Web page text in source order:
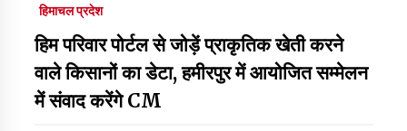
हिमाचल प्रदेश
हिम परिवार पोर्टल से जोड़ें प्राकृतिक खेती करने
वाले किसानों का डेटा, हमीरपुर में आयोजित सम्मेलन
में संवाद करेंगे CM